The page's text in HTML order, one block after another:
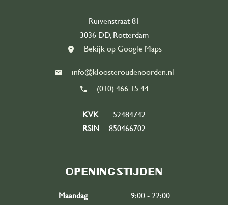
Ruivenstraat 81
3036 DD, Rotterdam
Bekijk op Google Maps
info@kloosteroudenoorden.nl
(010) 466 15 44
KVK
52484742
RSIN
850466702
Openingstijden
Maandag
9:00 - 22:00